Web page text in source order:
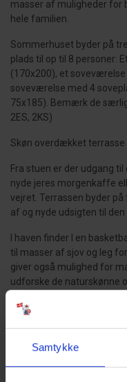
Samtykke
masser af muligheder for
hele familien.
Sommerhuset byder på
plads til op til 8 personer:
(170x200), et
soveværelse med 4
75x185). Bemærk de
2ES, 2KS)
Skøn overdækket terrasse
Fra stuen er der udgang
nyde jeres morgenkaffe
vejret. Terrassen byder på
af og nyde udsigten til
I haven finder I en
til masser af sjov og leg
giver også mulighed for
udforske de naturskønne
Perfekt beliggenhed i
hvor I kan tilbringe dagen